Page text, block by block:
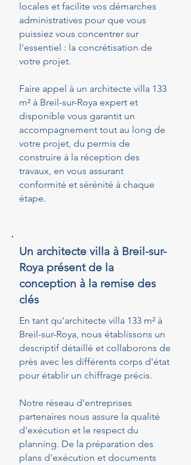
locales et facilite vos démarches
administratives pour que vous
puissiez vous concentrer sur
l'essentiel : la concrétisation de
votre projet.
Faire appel à un architecte villa 133
m² à Breil-sur-Roya expert et
disponible vous garantit un
accompagnement tout au long de
votre projet, du permis de
construire à la réception des
travaux, en vous assurant
conformité et sérénité à chaque
étape.
Un architecte villa à Breil-sur-
Roya présent de la
conception à la remise des
clés
En tant qu'architecte villa 133 m² à
Breil-sur-Roya, nous établissons un
descriptif détaillé et collaborons de
près avec les différents corps d'état
pour établir un chiffrage précis.
Notre réseau d'entreprises
partenaires nous assure la qualité
d'exécution et le respect du
planning. De la préparation des
plans d'exécution et documents